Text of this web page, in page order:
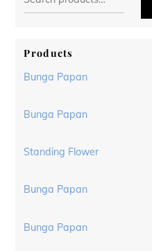
Products
Bunga Papan
Bunga Papan
Standing Flower
Bunga Papan
Bunga Papan